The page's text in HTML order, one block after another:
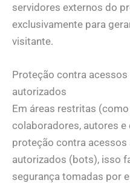
servidores externos do
exclusivamente para
visitante.
Proteção contra
autorizados
Em áreas restritas
colaboradores, autores
proteção contra
autorizados (bots), isso
segurança tomadas por